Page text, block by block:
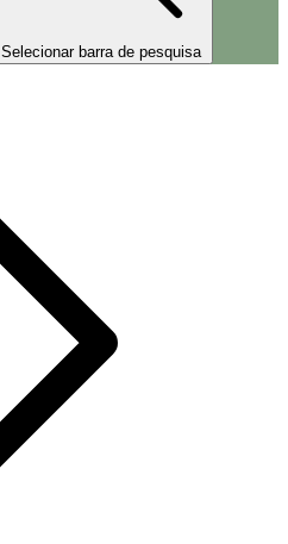
Selecionar barra de pesquisa